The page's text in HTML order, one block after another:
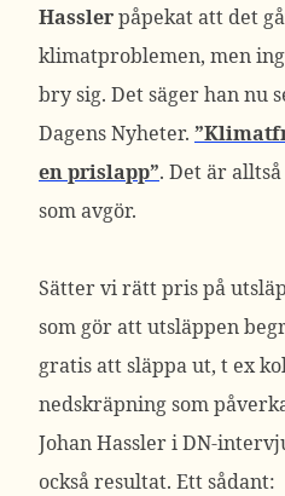
Hasslerpåpekat att det
klimatproblemen, men
bry sig. Det säger han nu
Dagens Nyheter.
en prislapp”. Det är
som avgör.
Sätter vi rätt pris på
som gör att utsläppen
gratis att släppa ut, t ex
nedskräpning som
Johan Hassler i DN-
också resultat. Ett sådant: